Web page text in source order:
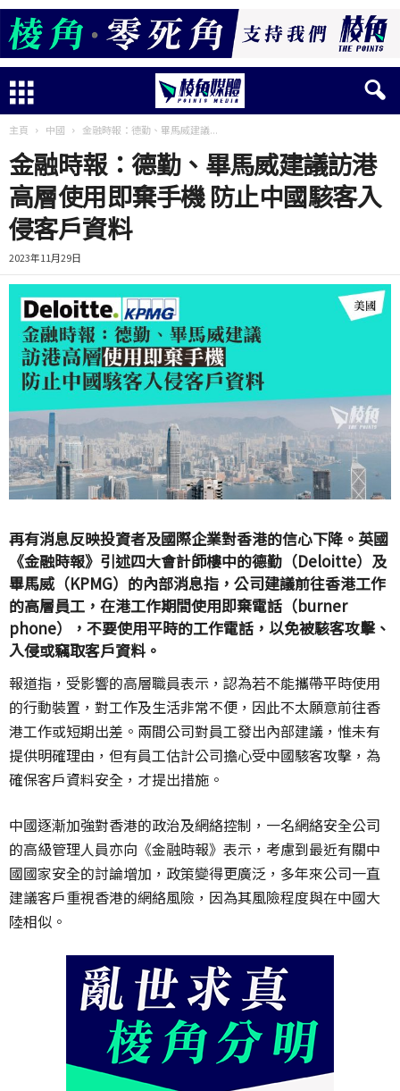
主頁 中國 金融時報：德勤、畢馬威建議...
金融時報：德勤、畢馬威建議訪港
高層使用即棄手機 防止中國駭客入
侵客戶資料
2023年11月29日
再有消息反映投資者及國際企業對香港的信心下降。英國
《金融時報》引述四大會計師樓中的德勤（Deloitte）及
畢馬威（KPMG）的內部消息指，公司建議前往香港工作
的高層員工，在港工作期間使用即棄電話（burner
phone），不要使用平時的工作電話，以免被駭客攻擊、
入侵或竊取客戶資料。
報道指，受影響的高層職員表示，認為若不能攜帶平時使用
的行動裝置，對工作及生活非常不便，因此不太願意前往香
港工作或短期出差。兩間公司對員工發出內部建議，惟未有
提供明確理由，但有員工估計公司擔心受中國駭客攻擊，為
確保客戶資料安全，才提出措施。
中國逐漸加強對香港的政治及網絡控制，一名網絡安全公司
的高級管理人員亦向《金融時報》表示，考慮到最近有關中
國國家安全的討論增加，政策變得更廣泛，多年來公司一直
建議客戶重視香港的網絡風險，因為其風險程度與在中國大
陸相似。